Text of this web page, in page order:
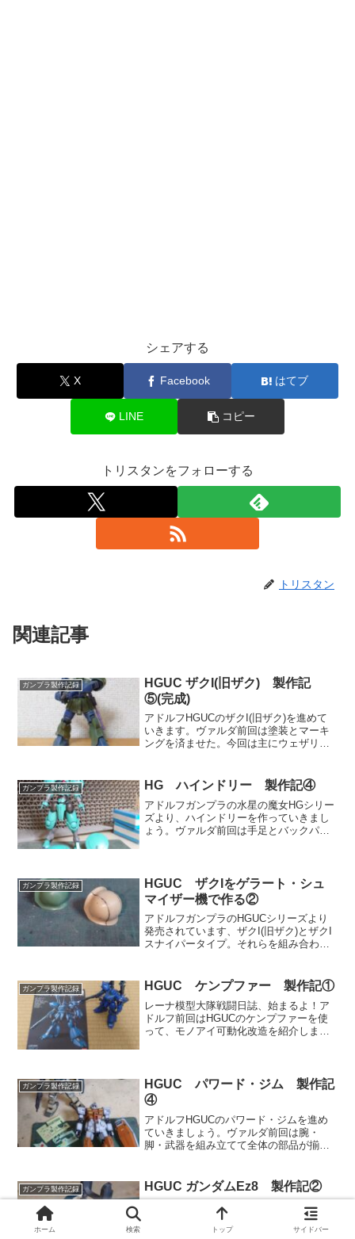
シェアする
X Facebook はてブ
LINE コピー
トリスタンをフォローする
トリスタン
関連記事
ガンプラ製作記録
HGUC ザクI(旧ザク) 製作記
⑤(完成)
アドルフHGUCのザクI(旧ザク)を進めて
いきます。ヴァルダ前回は塗装とマーキ
ングを済ませた。今回は主にウェザリン
ね。後4日だけど･･････。アドルフもう1
機は厳しいで...
ガンプラ製作記録 HG ハインドリー 製作記④
アドルフガンプラの水星の魔女HGシリー
ズより、ハインドリーを作っていきまし
ょう。ヴァルダ前回は手足とバックパッ
日で、先ほど水星の魔女...
ガンプラ製作記録
HGUC ザクIをゲラート・シュ
マイザー機で作る②
アドルフガンプラのHGUCシリーズより
発売されています、ザクI(旧ザク)とザクI
スナイパータイプ。それらを組み合わせ
を作ってみましょう。ヴァルダ前回は筆
者がしばらく放置...
ガンプラ製作記録 HGUC ケンプファー 製作記①
レーナ模型大隊戦闘日誌、始まるよ！ア
ドルフ前回はHGUCのケンプファーを使
って、モノアイ可動化改造を紹介しまし
レーナジオニストの筆者...
ガンプラ製作記録
HGUC パワード・ジム 製作記
④
アドルフHGUCのパワード・ジムを進め
ていきましょう。ヴァルダ前回は腕・
脚・武器を組み立てて全体の部品が揃っ
レーナ難しい工作部分は終わったから、
これで後はいつも通り……...
ガンプラ製作記録 HGUC ガンダムEz8 製作記②
アドルフHGUCのガンダムEz8を作ってい
きましょう。ヴァルダ前回は筆者が仮組
みして放置していたものをサルベージし
ホーム 検索 トップ サイドバー